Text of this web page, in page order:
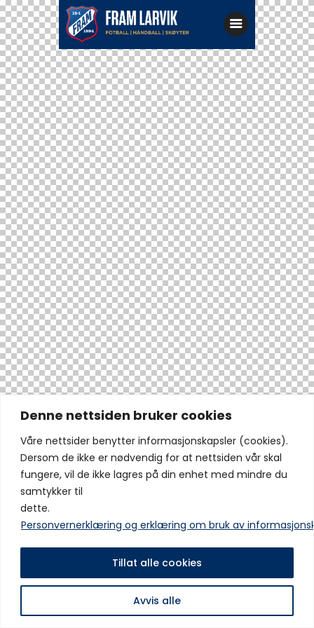
Denne nettsiden bruker cookies
Våre nettsider benytter informasjonskapsler (cookies).
Dersom de ikke er nødvendig for at nettsiden vår skal
fungere, vil de ikke lagres på din enhet med mindre du
samtykker til
dette.
Personvernerklæring og erklæring om bruk av
Avvis alle
Tillat alle cookies